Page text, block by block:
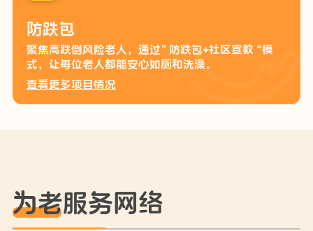
爷爷奶奶陪伴计划
聚焦乡村孤寡、独居低收入老人，以“物资+陪伴”形
式，陪伴爷爷奶奶吃好饭!
查看更多项目情况
为老服务网络